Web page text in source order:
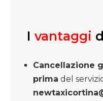
I vantaggi
Cancellazione
prima del